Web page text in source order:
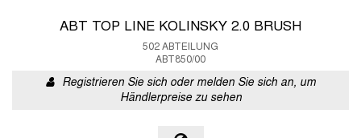
ABT TOP LINE KOLINSKY 2.0 BRUSH
502 ABTEILUNG
ABT850/00
Registrieren Sie sich oder melden Sie sich an, um
Händlerpreise zu sehen